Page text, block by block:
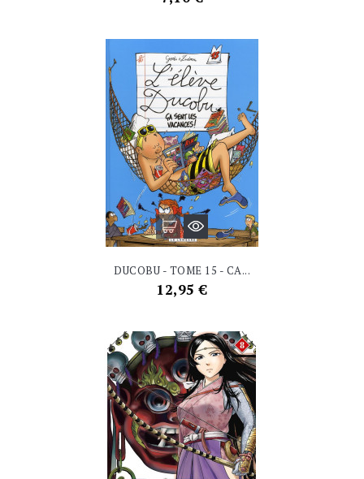
DUCOBU - TOME 15 - CA...
Prix
12,95 €